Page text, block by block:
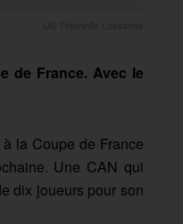
de France. Avec le
la Coupe de France
Une CAN qui
dix joueurs pour son